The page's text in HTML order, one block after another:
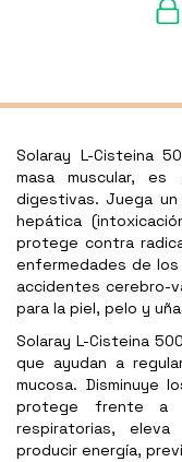
Solaray L-Cisteina
masa muscular, es
digestivas. Juega
hepática
protege contra
enfermedades de
accidentes cerebro-
para la piel, pelo y
Solaray L-Cisteina
que ayudan a
mucosa. Disminuye
protege frente a
respiratorias,
producir energía,